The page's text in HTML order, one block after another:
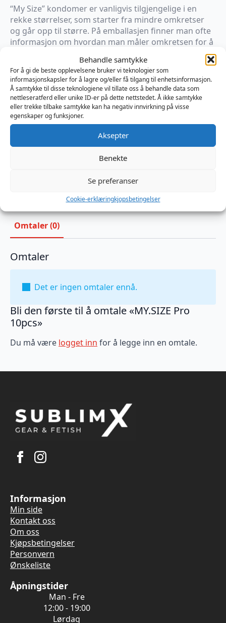
Behandle samtykke
For å gi de beste opplevelsene bruker vi teknologier som
informasjonskapsler for å lagre og/eller få tilgang til enhetsinformasjon.
Å samtykke til disse teknologiene vil tillate oss å behandle data som
nettleseratferd eller unike ID-er på dette nettstedet. Å ikke samtykke
eller trekke tilbake samtykke kan ha negativ innvirkning på visse
egenskaper og funksjoner.
Aksepter
Benekte
Se preferanser
Cookie-erklæringkjopsbetingelser
“My Size” kondomer er vanligvis tilgjengelige i en
rekke størrelser, som starter fra mindre omkretser
og går opp til større. På emballasjen finner man ofte
informasjon om hvordan man måler omkretsen for å
finne riktig størrelse. Dette gjør det lettere å finne en
kondom som sitter godt og ikke sklir av eller føles for
stram.
Størrelse
10pcs
Legg I Handlekurv
OD04113700000
Omtaler (0)
Omtaler
Det er ingen omtaler ennå.
Bli den første til å omtale «MY.SIZE Pro
10pcs»
Du må være logget inn for å legge inn en omtale.
Informasjon
Min side
Kontakt oss
Om oss
Kjøpsbetingelser
Personvern
Ønskeliste
Åpningstider
Man - Fre
12:00 - 19:00
Lørdag